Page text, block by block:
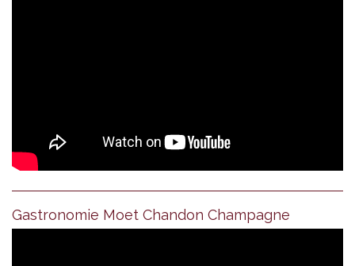
Gastronomie Moet Chandon Champagne